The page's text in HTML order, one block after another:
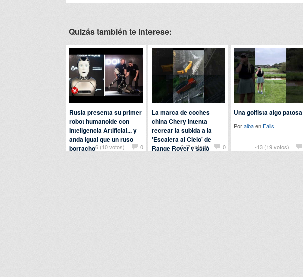
Quizás también te interese:
+6 (10 votos) 0
Rusia presenta su primer
robot humanoide con
Inteligencia Artificial... y
anda igual que un ruso
borracho
-3 (7 votos) 0
La marca de coches
china Chery intenta
recrear la subida a la
'Escalera al Cielo' de
Range Rover y salió
-13 (19 votos)
Una golfista algo patosa
Poralbaen Fails